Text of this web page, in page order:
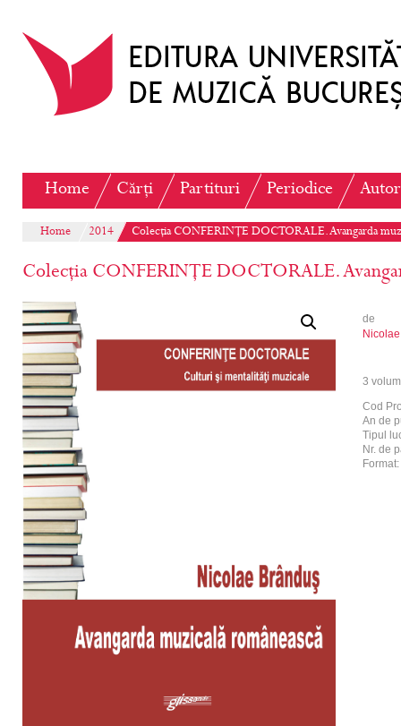
Home Cărți Partituri Periodice
Home 2014 Colecția CONFERINȚE DOCTORALE. Avangarda
Colecția CONFERINȚE DOCTORALE.
de
3
Cod
An de
Tipul
Nr. de
Format: